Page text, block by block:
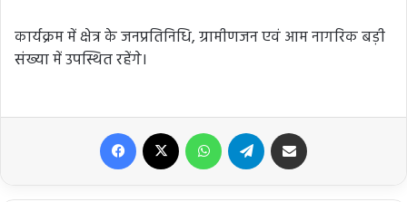
कार्यक्रम में क्षेत्र के जनप्रतिनिधि, ग्रामीणजन एवं आम नागरिक बड़ी
संख्या में उपस्थित रहेंगे।
Facebook WhatsApp Telegram